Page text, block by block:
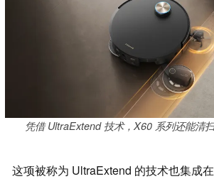
凭借 UltraExtend 技术，X60 系列还能清
这项被称为 UltraExtend 的技术也集成